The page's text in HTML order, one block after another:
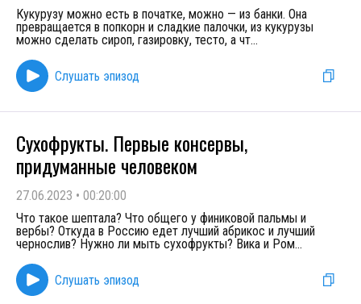
Кукурузу можно есть в початке, можно — из банки. Она
превращается в попкорн и сладкие палочки, из кукурузы
можно сделать сироп, газировку, тесто, а чт...
Слушать эпизод
Сухофрукты. Первые консервы,
придуманные человеком
27.06.2023 • 00:20:00
Что такое шептала? Что общего у финиковой пальмы и
вербы? Откуда в Россию едет лучший абрикос и лучший
чернослив? Нужно ли мыть сухофрукты? Вика и Ром...
Слушать эпизод